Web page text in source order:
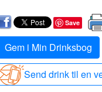
Save
Gem i Min Drinksbog
Send drink til en